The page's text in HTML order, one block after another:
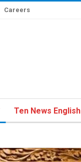
Careers
Ten News English